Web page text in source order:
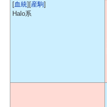
[血統][産駒]
Halo系